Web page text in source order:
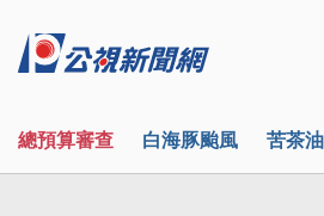
總預算審查 白海豚颱風 苦茶